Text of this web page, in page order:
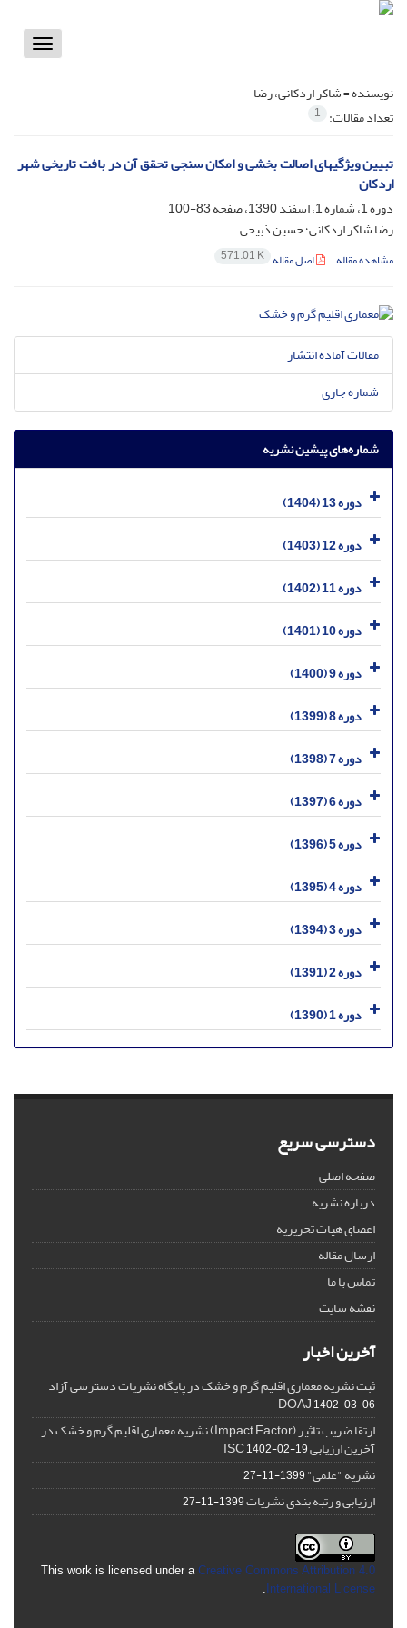
Toggle
نویسنده =شاکر اردکانی، رضا
تعداد مقالات: 1
تبیین ویژگیهای اصالت بخشی و امکان سنجی تحقق آن در بافت تاریخی شهر
اردکان
دوره 1، شماره 1، اسفند 1390، صفحه
83-100
رضا شاکر اردکانی؛ حسین ذبیحی
مشاهده مقاله اصل مقاله 571.01 K
مقالات آماده انتشار
شماره جاری
شماره‌های پیشین نشریه
دوره 13 (1404)
دوره 12 (1403)
دوره 11 (1402)
دوره 10 (1401)
دوره 9 (1400)
دوره 8 (1399)
دوره 7 (1398)
دوره 6 (1397)
دوره 5 (1396)
دوره 4 (1395)
دوره 3 (1394)
دوره 2 (1391)
دوره 1 (1390)
دسترسی سریع
صفحه اصلی
درباره نشریه
اعضای هیات تحریریه
ارسال مقاله
تماس با ما
نقشه سایت
آخرین اخبار
ثبت نشریه معماری اقلیم گرم و خشک در پایگاه نشریات دسترسی آزاد
DOAJ1402-03-06
ارتقا ضریب تاثیر (Impact Factor) نشریه معماری اقلیم گرم و خشک در
آخرین ارزیابی ISC1402-02-19
نشریه "علمی"1399-11-27
ارزیابی و رتبه بندی نشریات1399-11-27
This work is licensed under a Creative Commons Attribution 4.0
International License
.